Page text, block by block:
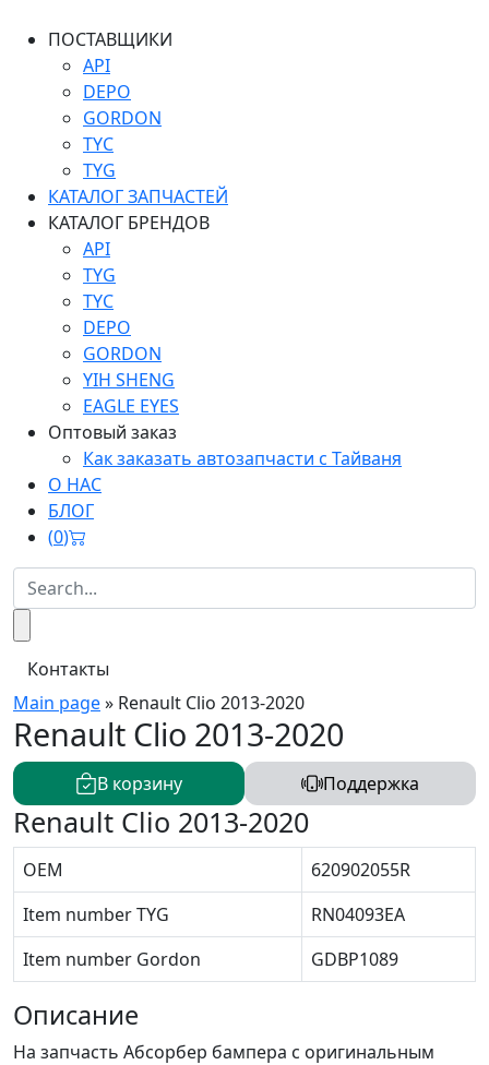
ПОСТАВЩИКИ
API
DEPO
GORDON
TYC
TYG
КАТАЛОГ ЗАПЧАСТЕЙ
КАТАЛОГ БРЕНДОВ
API
TYG
TYC
DEPO
GORDON
YIH SHENG
EAGLE EYES
Оптовый заказ
Как заказать автозапчасти с Тайваня
О НАС
БЛОГ
(0)
Контакты
Main page» Renault Clio 2013-2020
Renault Clio 2013-2020
В корзину Поддержка
Renault Clio 2013-2020
OEM
620902055R
Item number TYG
RN04093EA
Item number Gordon
GDBP1089
Описание
На запчасть Абсорбер бампера с оригинальным